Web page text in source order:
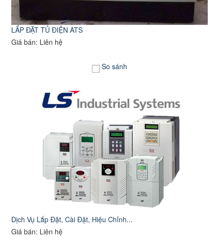
LẮP ĐẶT TỦ ĐIỆN ATS
Giá bán: Liên hệ
So sánh
Dịch Vụ Lắp Đặt, Cài Đặt, Hiệu Chỉnh...
Giá bán: Liên hệ